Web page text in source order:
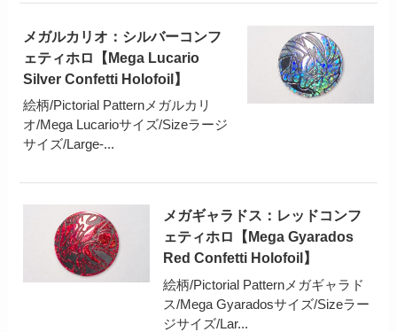
メガルカリオ：シルバーコンフ
ェティホロ【Mega Lucario
Silver Confetti Holofoil】
絵柄/Pictorial Patternメガルカリ
オ/Mega Lucarioサイズ/Sizeラージ
サイズ/Large-...
メガギャラドス：レッドコンフ
ェティホロ【Mega Gyarados
Red Confetti Holofoil】
絵柄/Pictorial Patternメガギャラド
ス/Mega Gyaradosサイズ/Sizeラー
ジサイズ/Lar...